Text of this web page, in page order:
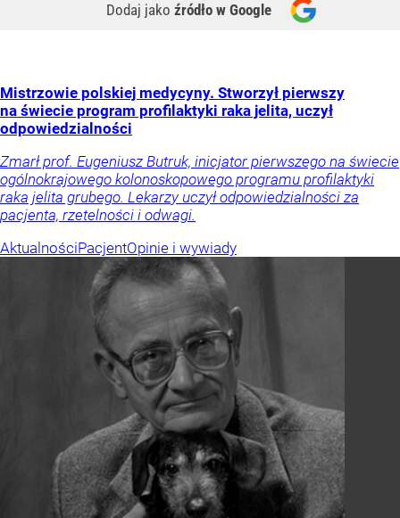
Dodaj jako źródło w Google
Mistrzowie polskiej medycyny. Stworzył pierwszy
na świecie program profilaktyki raka jelita, uczył
odpowiedzialności
Zmarł prof. Eugeniusz Butruk, inicjator pierwszego na świecie
ogólnokrajowego kolonoskopowego programu profilaktyki
raka jelita grubego. Lekarzy uczył odpowiedzialności za
pacjenta, rzetelności i odwagi.
AktualnościPacjentOpinie i wywiady